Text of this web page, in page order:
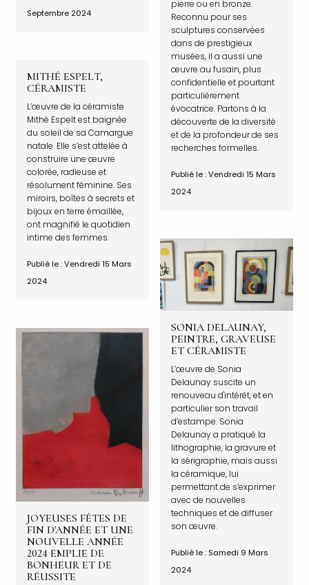
Septembre 2024
pierre ou en bronze.
Reconnu pour ses
sculptures conservées
dans de prestigieux
musées, il a aussi une
œuvre au fusain, plus
confidentielle et pourtant
particulièrement
évocatrice. Partons à la
découverte de la diversité
et de la profondeur de ses
recherches formelles.
Publié le : Vendredi 15 Mars
2024
MITHÉ ESPELT,
CÉRAMISTE
L’œuvre de la céramiste
Mithé Espelt est baignée
du soleil de sa Camargue
natale. Elle s’est attelée à
construire une œuvre
colorée, radieuse et
résolument féminine. Ses
miroirs, boîtes à secrets et
bijoux en terre émaillée,
ont magnifié le quotidien
intime des femmes.
Publié le : Vendredi 15 Mars
2024
SONIA DELAUNAY,
PEINTRE, GRAVEUSE
ET CÉRAMISTE
L’œuvre de Sonia
Delaunay suscite un
renouveau d'intérêt, et en
particulier son travail
d’estampe. Sonia
Delaunay a pratiqué la
lithographie, la gravure et
la sérigraphie, mais aussi
la céramique, lui
permettant de s’exprimer
avec de nouvelles
techniques et de diffuser
son œuvre.
Publié le : Samedi 9 Mars
2024
JOYEUSES FÊTES DE
FIN D'ANNÉE ET UNE
NOUVELLE ANNÉE
2024 EMPLIE DE
BONHEUR ET DE
RÉUSSITE